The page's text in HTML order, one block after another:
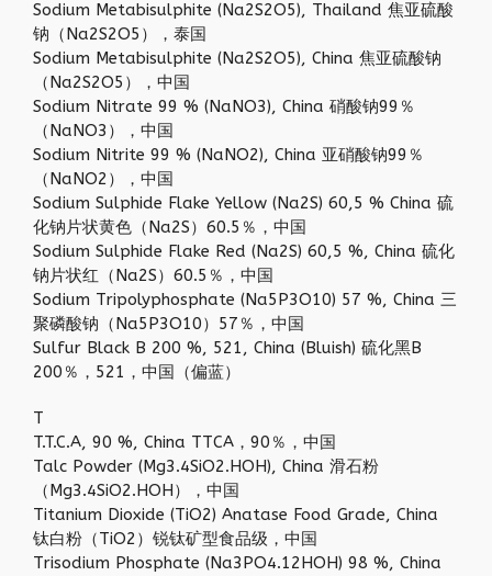
Sodium Metabisulphite (Na2S2O5), Thailand 焦亚硫酸
钠（Na2S2O5），泰国
Sodium Metabisulphite (Na2S2O5), China 焦亚硫酸钠
（Na2S2O5），中国
Sodium Nitrate 99 % (NaNO3), China 硝酸钠99％
（NaNO3），中国
Sodium Nitrite 99 % (NaNO2), China 亚硝酸钠99％
（NaNO2），中国
Sodium Sulphide Flake Yellow (Na2S) 60,5 % China 硫
化钠片状黄色（Na2S）60.5％，中国
Sodium Sulphide Flake Red (Na2S) 60,5 %, China 硫化
钠片状红（Na2S）60.5％，中国
Sodium Tripolyphosphate (Na5P3O10) 57 %, China 三
聚磷酸钠（Na5P3O10）57％，中国
Sulfur Black B 200 %, 521, China (Bluish) 硫化黑B
200％，521，中​​国（偏蓝）
T
T.T.C.A, 90 %, China TTCA，90％，中国
Talc Powder (Mg3.4SiO2.HOH), China 滑石粉
（Mg3.4SiO2.HOH），中国
Titanium Dioxide (TiO2) Anatase Food Grade, China
钛白粉（TiO2）锐钛矿型食品级，中国
Trisodium Phosphate (Na3PO4.12HOH) 98 %, China